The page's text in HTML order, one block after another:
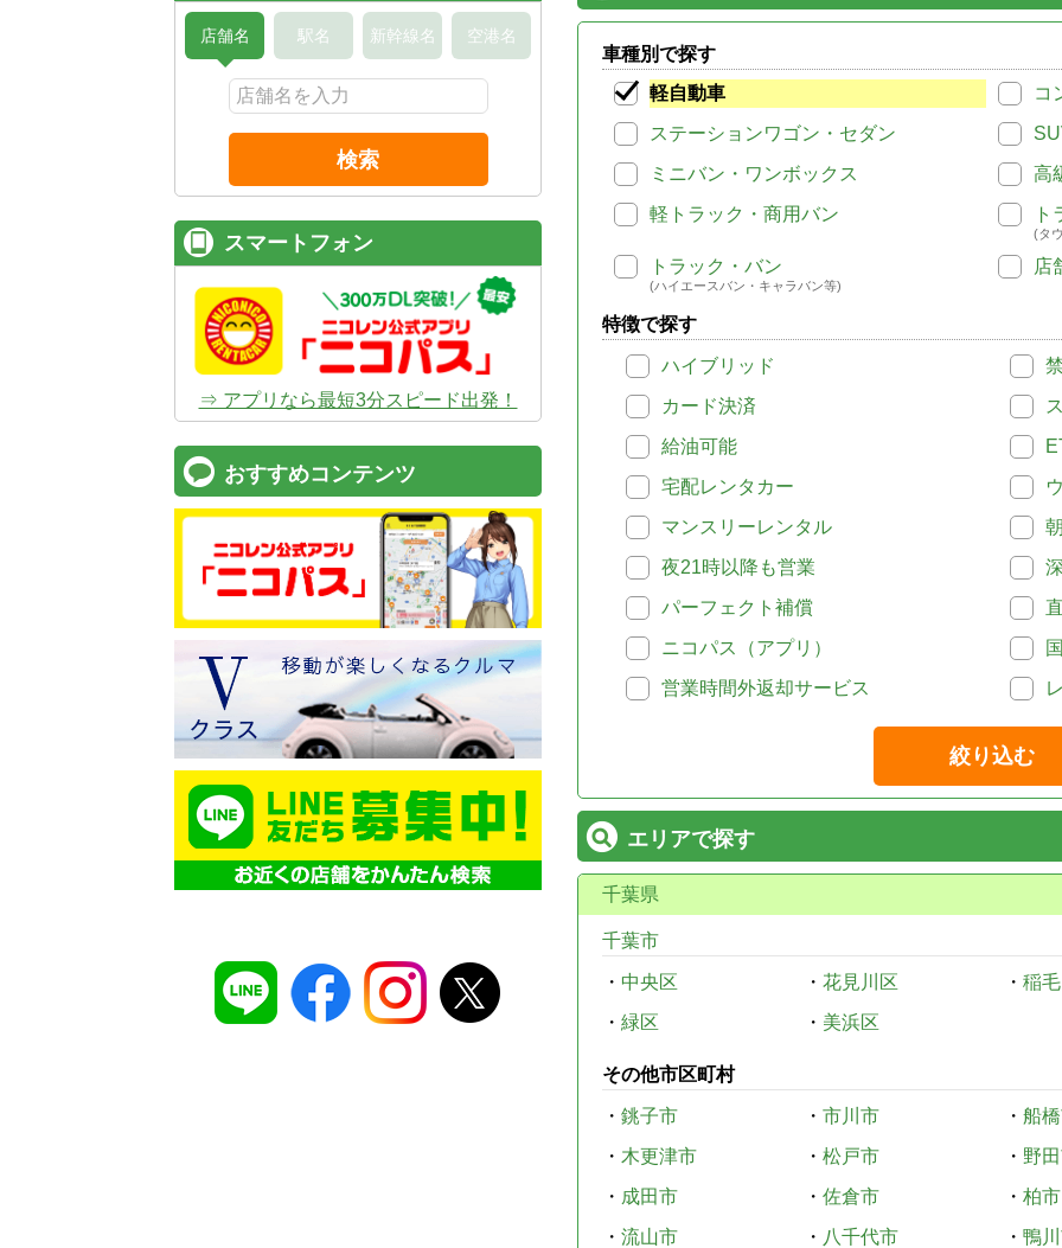
車種別で探す
軽自動車
コ
ステーションワゴン・セダン
ミニバン・ワンボックス
高
軽トラック・商用バン
ト
(タ
トラック・バン
(ハイエースバン・キャラバン等)
店
特徴で探す
ハイブリッド
カード決済
給油可能
宅配レンタカー
マンスリーレンタル
夜21時以降も営業
パーフェクト補償
ニコパス（アプリ）
営業時間外返却サービス
絞り込む
エリアで探す
千葉県
千葉市
・ 中央区 ・ 花見川区 ・ 稲
・ 緑区 ・ 美浜区
その他市区町村
・ 銚子市 ・ 市川市 ・ 船
・ 木更津市 ・ 松戸市 ・ 野
・ 成田市 ・ 佐倉市 ・ 柏市
・ 流山市 ・ 八千代市 ・ 鴨
店舗名 駅名 新幹線名 空港名
検索
スマートフォン
⇒ アプリなら最短3分スピード出発！
おすすめコンテンツ